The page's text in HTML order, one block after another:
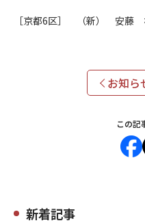
［京都6区］ （新） 安
お知ら
この記
新着記事